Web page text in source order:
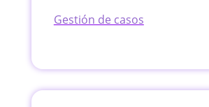
Gestión de casos